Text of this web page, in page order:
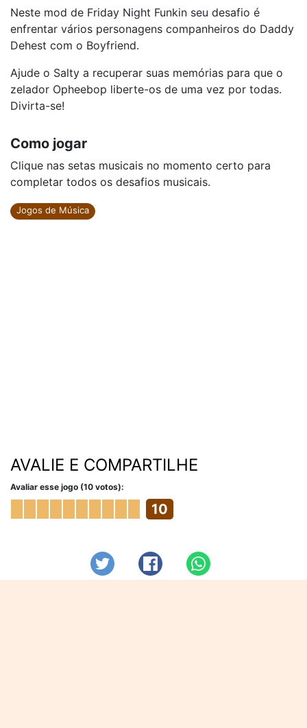
Neste mod de Friday Night Funkin seu desafio é
enfrentar vários personagens companheiros do Daddy
Dehest com o Boyfriend.
Ajude o Salty a recuperar suas memórias para que o
zelador Opheebop liberte-os de uma vez por todas.
Divirta-se!
Como jogar
Clique nas setas musicais no momento certo para
completar todos os desafios musicais.
Jogos de Música
AVALIE E COMPARTILHE
Avaliar esse jogo (10 votos):
10